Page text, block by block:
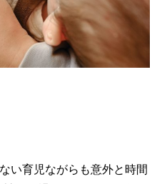
い育児ながらも意外と時間